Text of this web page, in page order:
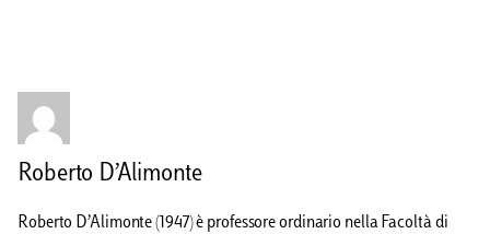
Roberto D’Alimonte
Roberto D’Alimonte (1947) è professore ordinario nella Facoltà di